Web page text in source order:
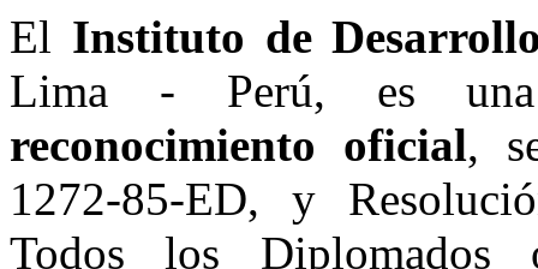
El Instituto de
Lima - Perú, es
reconocimiento oficial,
1272-85-ED, y
Todos los